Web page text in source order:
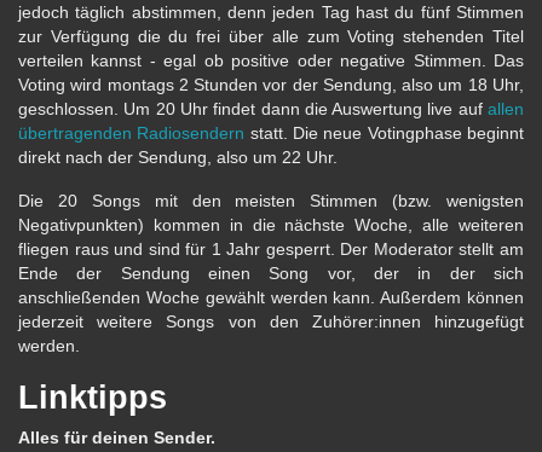
jedoch täglich abstimmen, denn jeden Tag hast du fünf Stimmen
zur Verfügung die du frei über alle zum Voting stehenden Titel
verteilen kannst - egal ob positive oder negative Stimmen. Das
Voting wird montags 2 Stunden vor der Sendung, also um 18 Uhr,
geschlossen. Um 20 Uhr findet dann die Auswertung live auf allen
übertragenden Radiosendern statt. Die neue Votingphase beginnt
direkt nach der Sendung, also um 22 Uhr.
Die 20 Songs mit den meisten Stimmen (bzw. wenigsten
Negativpunkten) kommen in die nächste Woche, alle weiteren
fliegen raus und sind für 1 Jahr gesperrt. Der Moderator stellt am
Ende der Sendung einen Song vor, der in der sich
anschließenden Woche gewählt werden kann. Außerdem können
jederzeit weitere Songs von den Zuhörer:innen hinzugefügt
werden.
Linktipps
Alles für deinen Sender.